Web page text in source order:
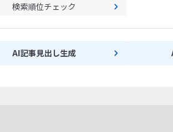
検索順位チェック
AI記事見出し生成